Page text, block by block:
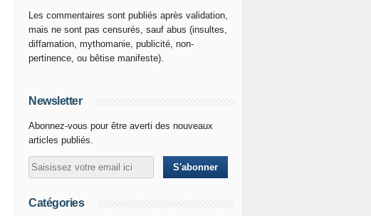
Les commentaires sont publiés après validation,
mais ne sont pas censurés, sauf abus (insultes,
diffamation, mythomanie, publicité, non-
pertinence, ou bêtise manifeste).
Newsletter
Abonnez-vous pour être averti des nouveaux
articles publiés.
Catégories